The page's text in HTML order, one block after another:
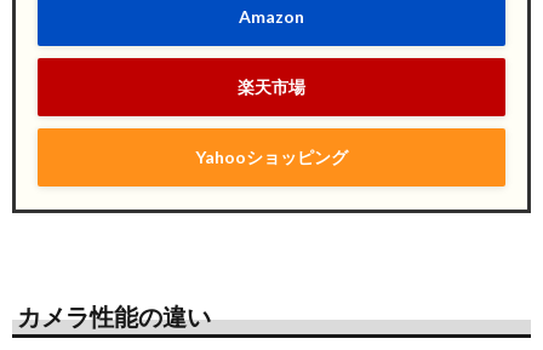
Amazon
楽天市場
Yahooショッピング
カメラ性能の違い